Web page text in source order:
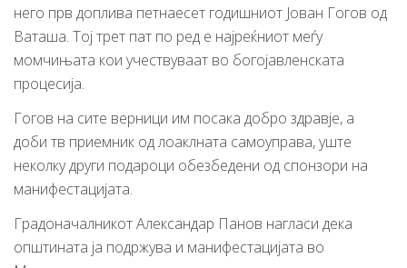
него прв доплива петнаесет годишниот Јован Гогов од
Ваташа. Тој трет пат по ред е најреќниот меѓу
момчињата кои учествуваат во богојавленската
процесија.
Гогов на сите верници им посака добро здравје, а
доби тв приемник од лоаклната самоуправа, уште
неколку други подароци обезбедени од спонзори на
манифестацијата.
Градоначалникот Александар Панов нагласи дека
општината ја подржува и манифестацијата во